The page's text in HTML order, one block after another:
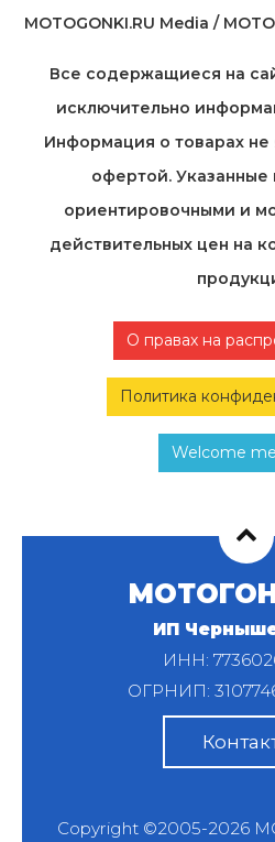
MOTOGONKI.RU Media /
Все содержащиеся на
исключительно
Информация о товарах не
офертой. Указанные
ориентировочными и
действительных цен на
О правах на
Политика
Welcome
ИП
ИНН:
ОГРНИП:
Copyright ©2005-2026